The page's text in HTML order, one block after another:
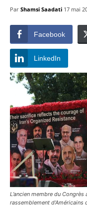
Par Shamsi Saadati 17 mai
Facebook
LinkedIn
L’ancien membre du Congrès
rassemblement d’Américains